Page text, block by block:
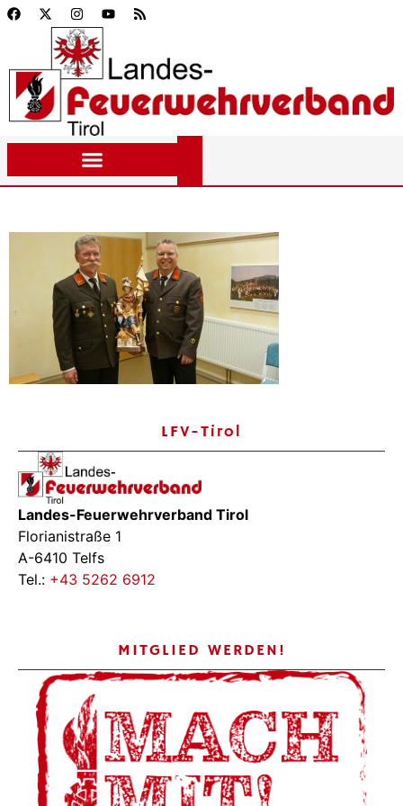
LFV-Tirol
Landes-Feuerwehrverband Tirol
Florianistraße 1
A-6410 Telfs
Tel.: +43 5262 6912
MITGLIED WERDEN!